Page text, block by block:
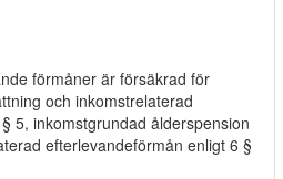
förmåner är försäkrad för
och inkomstrelaterad
5, inkomstgrundad ålderspension
efterlevandeförmån enligt 6 §